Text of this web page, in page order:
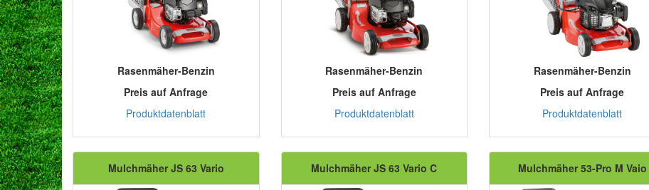
Rasenmäher-Benzin
Preis auf Anfrage
Produktdatenblatt
Rasenmäher-Benzin
Preis auf Anfrage
Produktdatenblatt
Rasenmäher-Benzin
Preis auf Anfrage
Produktdatenblatt
Mulchmäher JS 63 Vario Mulchmäher JS 63 Vario C Mulchmäher 53-Pro M Vaio